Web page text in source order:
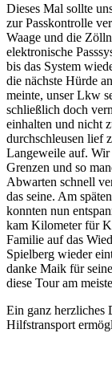
Dieses Mal sollte
zur Passkontrolle
Waage und die
elektronische
bis das System
die nächste Hürde
meinte, unser Lkw
schließlich doch
einhalten und nicht
durchschleusen lief
Langeweile auf. Wir
Grenzen und so
Abwarten schnell
das seine. Am
konnten nun
kam Kilometer für
Familie auf das
Spielberg wieder
danke Maik für
diese Tour am
Ein ganz herzliches
Hilfstransport